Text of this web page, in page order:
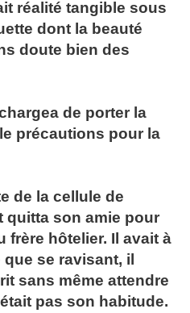
réalité tangible sous
dont la beauté
doute bien des
de porter la
précautions pour la
de la cellule de
quitta son amie pour
frère hôtelier. Il avait à
se ravisant, il
sans même attendre
pas son habitude.